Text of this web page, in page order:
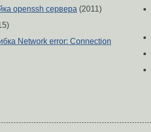
openssh сервера (2011)
Network error: Connection